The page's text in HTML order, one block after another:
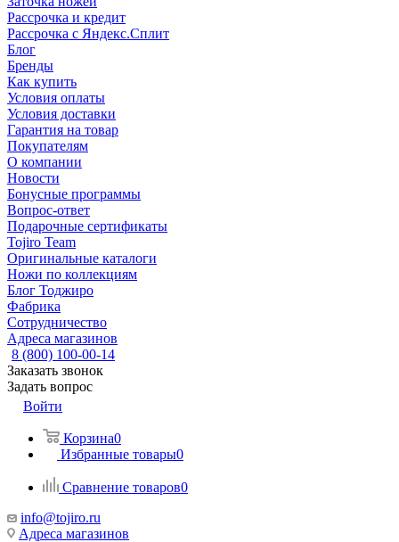
Рассрочка и кредит
Рассрочка с Яндекс.Сплит
Блог
Бренды
Как купить
Условия оплаты
Условия доставки
Гарантия на товар
Покупателям
О компании
Новости
Бонусные программы
Вопрос-ответ
Подарочные сертификаты
Tojiro Team
Оригинальные каталоги
Ножи по коллекциям
Блог Тоджиро
Фабрика
Сотрудничество
Адреса магазинов
8 (800) 100-00-14
Заказать звонок
Задать вопрос
Войти
Корзина0
Избранные товары0
Сравнение товаров0
info@tojiro.ru
Адреса магазинов